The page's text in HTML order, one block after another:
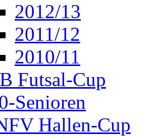
2012/13
2011/12
2010/11
Futsal-Cup
Senioren
Hallen-Cup